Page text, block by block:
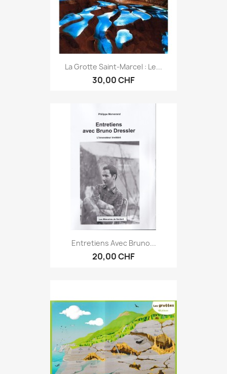
La Grotte Saint-Marcel : Le...
30,00 CHF
Entretiens Avec Bruno...
20,00 CHF